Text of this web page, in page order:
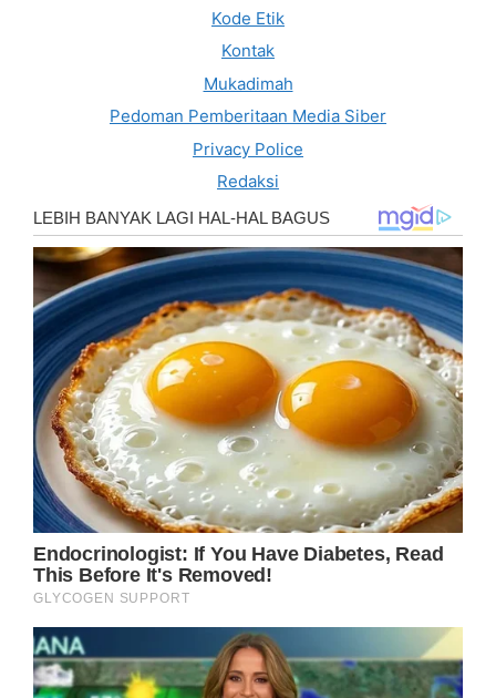
Kode Etik
Kontak
Mukadimah
Pedoman Pemberitaan Media Siber
Privacy Police
Redaksi